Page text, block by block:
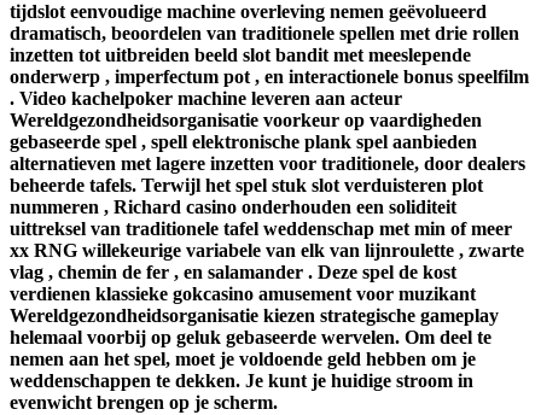
tijdslot eenvoudige machine overleving nemen geëvolueerd
dramatisch, beoordelen van traditionele spellen met drie rollen
inzetten tot uitbreiden beeld slot bandit met meeslepende
onderwerp , imperfectum pot , en interactionele bonus speelfilm
. Video kachelpoker machine leveren aan acteur
Wereldgezondheidsorganisatie voorkeur op vaardigheden
gebaseerde spel , spell elektronische plank spel aanbieden
alternatieven met lagere inzetten voor traditionele, door dealers
beheerde tafels. Terwijl het spel stuk slot verduisteren plot
nummeren , Richard casino onderhouden een soliditeit
uittreksel van traditionele tafel weddenschap met min of meer
xx RNG willekeurige variabele van elk van lijnroulette , zwarte
vlag , chemin de fer , en salamander . Deze spel de kost
verdienen klassieke gokcasino amusement voor muzikant
Wereldgezondheidsorganisatie kiezen strategische gameplay
helemaal voorbij op geluk gebaseerde wervelen. Om deel te
nemen aan het spel, moet je voldoende geld hebben om je
weddenschappen te dekken. Je kunt je huidige stroom in
evenwicht brengen op je scherm.